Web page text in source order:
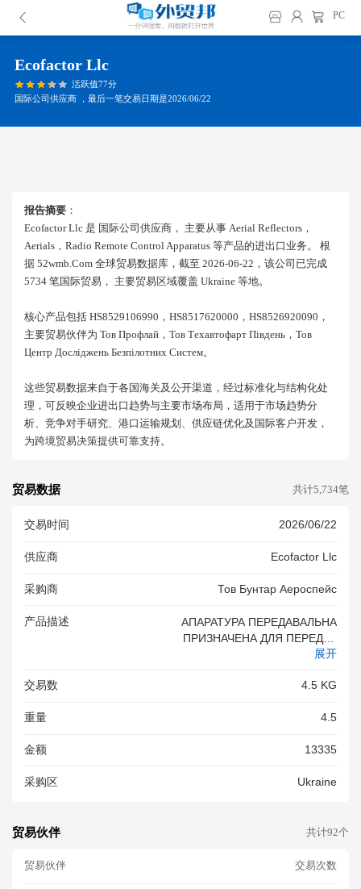
PC
Ecofactor Llc
活跃值77分
国际公司供应商 ，最后一笔交易日期是2026/06/22
报告摘要 ：
Ecofactor Llc 是 国际公司供应商， 主要从事 Aerial Reflectors，
Aerials，radio Remote Control Apparatus 等产品的进出口业务。 根
据 52wmb.com 全球贸易数据库，截至 2026-06-22，该公司已完成
5734 笔国际贸易， 主要贸易区域覆盖 Ukraine 等地。
核心产品包括 HS8529106990，HS8517620000，HS8526920090，
主要贸易伙伴为 Тов Профлай，тов Техавтофарт Південь，тов
Центр Досліджень Безпілотних Систем。
这些贸易数据来自于各国海关及公开渠道，经过标准化与结构化处
理，可反映企业进出口趋势与主要市场布局，适用于市场趋势分
析、竞争对手研究、港口运输规划、供应链优化及国际客户开发，
为跨境贸易决策提供可靠支持。
贸易数据 共计5,734笔
交易时间 2026/06/22
供应商 Ecofactor Llc
采购商 Тов Бунтар Аероспейс
产品描述
АПАРАТУРА ПЕРЕДАВАЛЬНА
ПРИЗНАЧЕНА ДЛЯ ПЕРЕДАЧ
І ЗОБРАЖЕННЯ ДЛЯ ЦИВІЛЬ
TCHBLOX INDUSTRIAL МОД
ТОРА BOTBLOX SWITCH 70
EK LTD ТОРГОВЕЛЬНА МАР
НИЦТВА CN
展开
交易数 4.5 KG
重量 4.5
金额 13335
采购区 Ukraine
贸易伙伴 共计92个
贸易伙伴 交易次数